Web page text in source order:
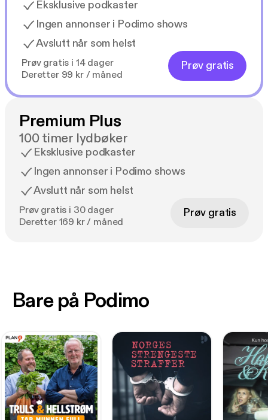
Eksklusive podkaster
Ingen annonser i Podimo shows
Avslutt når som helst
Prøv gratis i 14 dager
Deretter 99 kr / måned
Prøv gratis
Premium Plus
100 timer lydbøker
Eksklusive podkaster
Ingen annonser i Podimo shows
Avslutt når som helst
Prøv gratis i 30 dager
Deretter 169 kr / måned
Prøv gratis
Bare på Podimo